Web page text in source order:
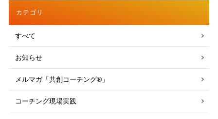
カテゴリ
すべて
お知らせ
メルマガ「共創コーチング®」
コーチング現場実践